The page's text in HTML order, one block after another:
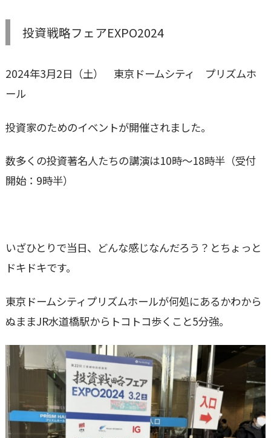
投資戦略フェアEXPO2024
2024年3月2日（土） 東京ドームシティ プリズムホ
ール
投資家のためのイベントが開催されました。
数多くの投資著名人たちの講演は10時～18時半（受付
開始：9時半）
いざひとりで当日、どんな感じなんだろう？とちょっと
ドキドキです。
東京ドームシティプリズムホールが何処にあるかわから
ぬままJR水道橋駅からトコトコ歩くこと5分強。